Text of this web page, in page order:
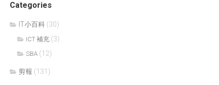
Categories
IT小百科 (30)
ICT 補充 (3)
SBA (12)
剪報 (131)